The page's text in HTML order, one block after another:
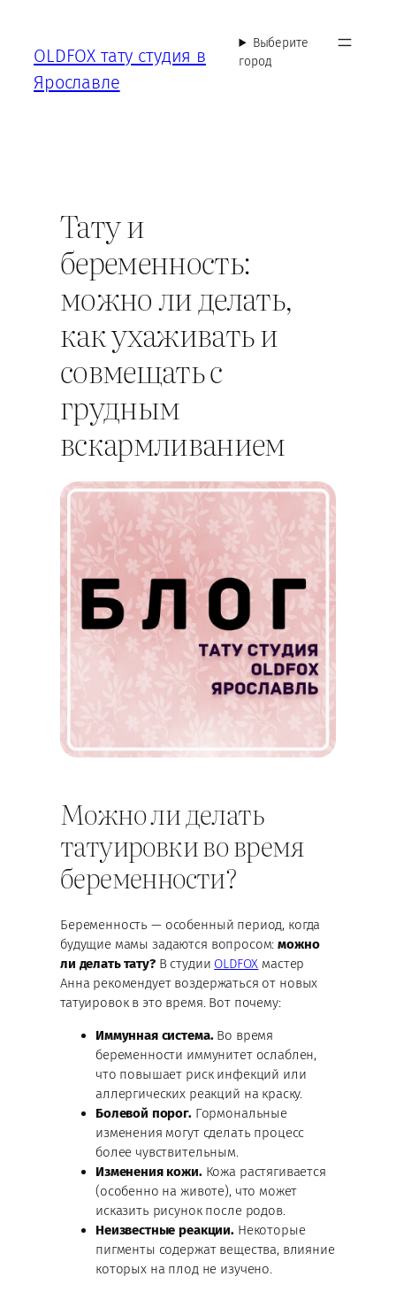
содержимому
OLDFOX тату студия в
Ярославле
Выберите
город
Тату и
беременность:
можно ли делать,
как ухаживать и
совмещать с
грудным
вскармливанием
Можно ли делать
татуировки во время
беременности?
Беременность — особенный период, когда
будущие мамы задаются вопросом:можно
ли делать тату?В студии OLDFOX мастер
Анна рекомендует воздержаться от новых
татуировок в это время. Вот почему:
Иммунная система.Во время
беременности иммунитет ослаблен,
что повышает риск инфекций или
аллергических реакций на краску.
Болевой порог.Гормональные
изменения могут сделать процесс
более чувствительным.
Изменения кожи.Кожа растягивается
(особенно на животе), что может
исказить рисунок после родов.
Неизвестные реакции. Некоторые
пигменты содержат вещества, влияние
которых на плод не изучено.